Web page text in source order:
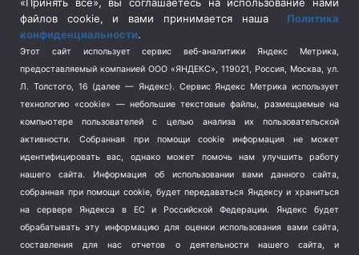
Спецоперация на Украине
(404)
Спорт (740)
Терроризм (1)
Транспорт (262)
Туризм (178)
Школа и спорт (2)
Экология (8)
Экономика (1172)
файлов cookie, и вами принимается наша Политика
конфиденциальности.
Этот сайт использует сервис веб-аналитики Яндекс Метрика,
предоставляемый компанией ООО «ЯНДЕКС», 119021, Россия, Москва, ул.
Л. Толстого, 16 (далее — Яндекс). Сервис Яндекс Метрика использует
технологию «cookie» — небольшие текстовые файлы, размещаемые на
компьютере пользователей с целью анализа их пользовательской
активности.
Собранная при помощи cookie информация не может
идентифицировать вас, однако может помочь нам улучшить работу
нашего сайта. Информация об использовании вами данного сайта,
собранная при помощи cookie, будет передаваться Яндексу и храниться
на сервере Яндекса в ЕС и Российской Федерации. Яндекс будет
обрабатывать эту информацию для оценки использования вами сайта,
составления для нас отчетов о деятельности нашего сайта, и